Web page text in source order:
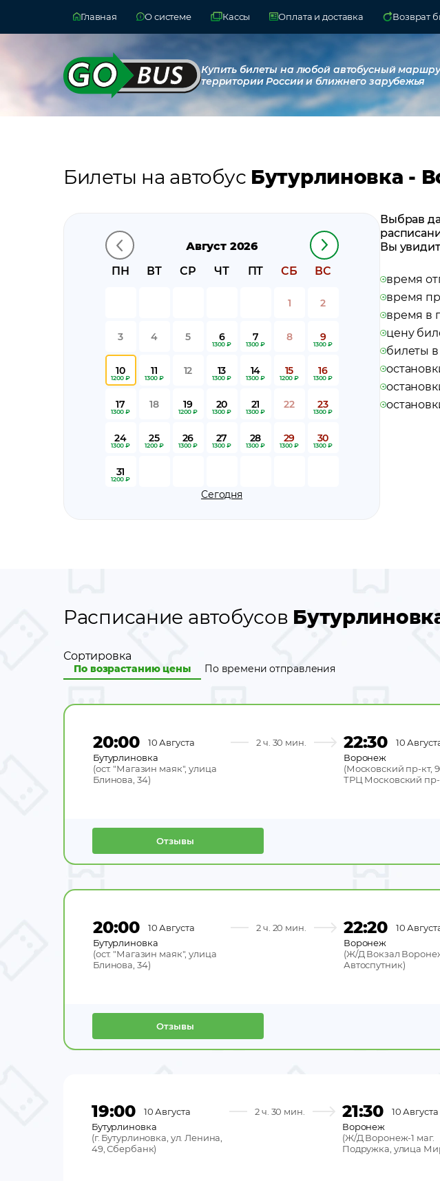
Главная О системе Кассы Оплата и доставка Возврат
Купить билеты на любой автобусный
территории России и ближнего зарубежья
Билеты на автобус Бутурлиновка -
Август 2026
ПН
ВТ СР ЧТ ПТ СБ ВС
1 2
3 4 5 6
1300 ₽
7
1300 ₽
8 9
1300 ₽
10
1200 ₽
11
1300 ₽
12 13
1300 ₽
14
1300 ₽
15
1200 ₽
16
1300 ₽
17
1300 ₽
18 19
1200 ₽
20
1300 ₽
21
1300 ₽
22 23
1300 ₽
24
1300 ₽
25
1200 ₽
26
1300 ₽
27
1300 ₽
28
1300 ₽
29
1300 ₽
30
1300 ₽
31
1200 ₽
Сегодня
Выбрав
Вы
время
время
время в
цену
билеты
Расписание автобусов
Сортировка
По возрастанию цены По времени отправления
20:00
10 Августа
Бутурлиновка
(ост. "Магазин маяк", улица
Блинова, 34)
2 ч. 30 мин. 22:30
10
Воронеж
(Московский пр-кт,
ТРЦ Московский пр-
Отзывы
20:00
10 Августа
Бутурлиновка
(ост. "Магазин маяк", улица
Блинова, 34)
2 ч. 20 мин. 22:20
10
Воронеж
(Ж/Д Вокзал
Автоспутник)
Отзывы
19:00
10 Августа
Бутурлиновка
(г. Бутурлиновка, ул. Ленина,
49, Сбербанк)
2 ч. 30 мин. 21:30
10 Августа
Воронеж
(Ж/Д Воронеж-1 маг.
Подружка, улица